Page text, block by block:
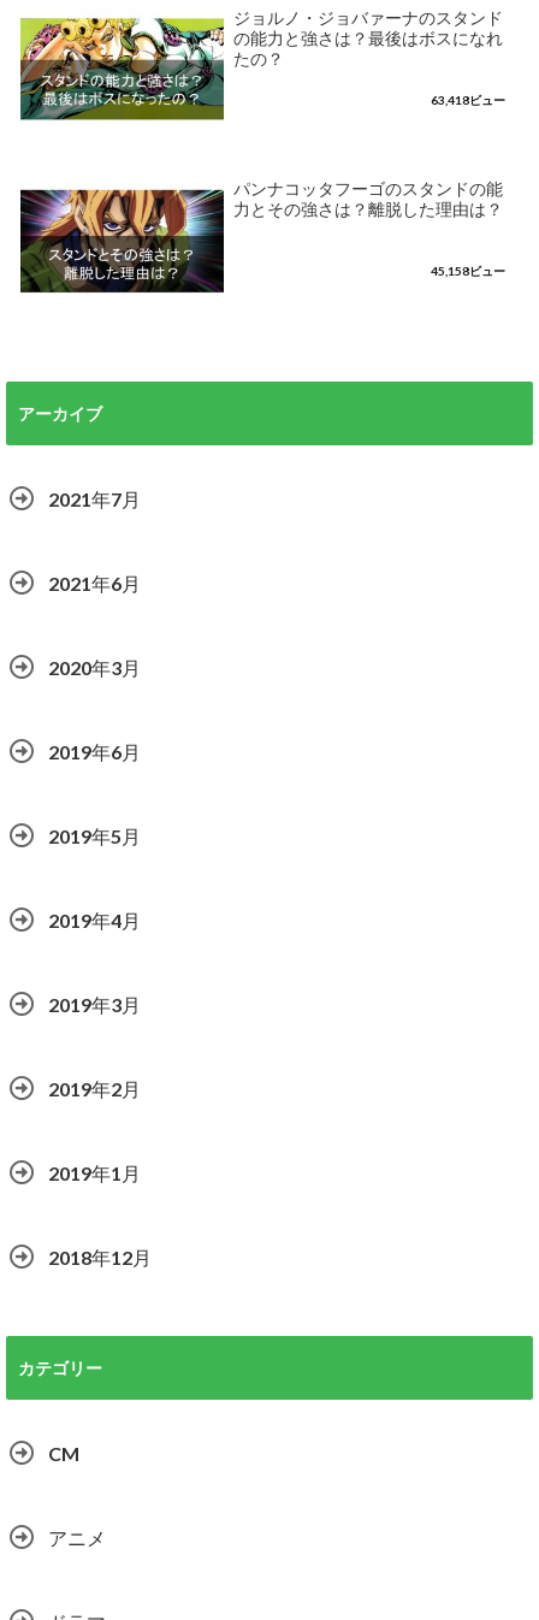
ジョルノ・ジョバァーナのスタンド
の能力と強さは？最後はボスになれ
たの？
63,418ビュー
パンナコッタフーゴのスタンドの能
力とその強さは？離脱した理由は？
45,158ビュー
アーカイブ
2021年7月
2021年6月
2020年3月
2019年6月
2019年5月
2019年4月
2019年3月
2019年2月
2019年1月
2018年12月
カテゴリー
CM
アニメ